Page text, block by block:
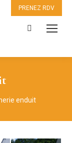
Recherche
enduit
PRENEZ RDV